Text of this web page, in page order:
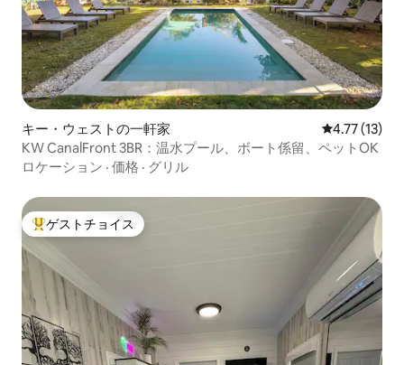
キー・ウェストの一軒家 レビュー13
4.77 (13)
KW CanalFront 3BR：温水プール、ボート係留、ペットOK
ロケーション · 価格 · グリル
大好評のゲストチョイスです。
ゲストチョイス